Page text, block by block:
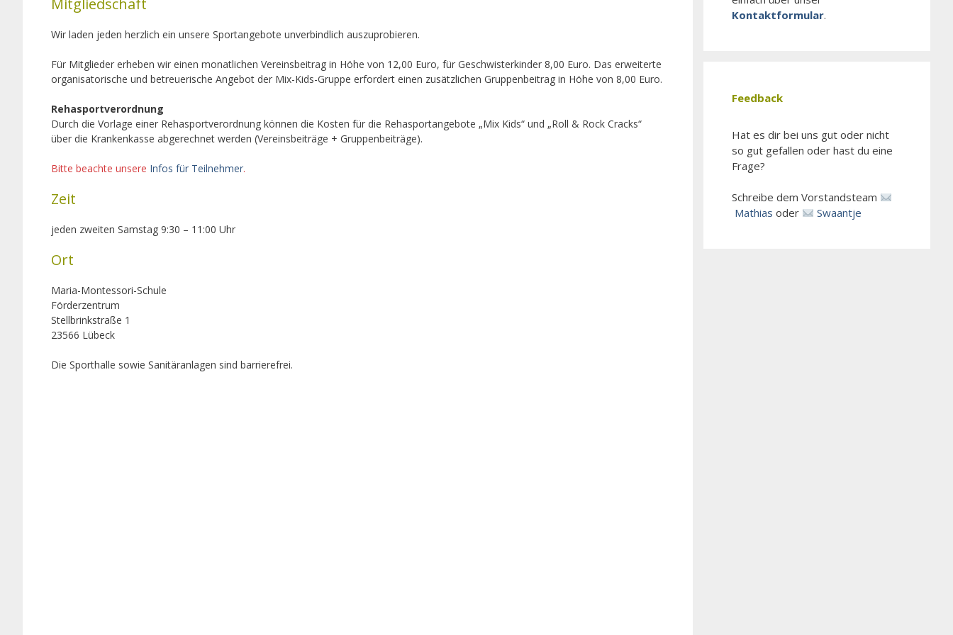
Mitgliedschaft
Wir laden jeden herzlich ein unsere Sportangebote unverbindlich auszuprobieren.
Für Mitglieder erheben wir einen monatlichen Vereinsbeitrag in Höhe von 12,00 Euro, für Geschwisterkinder 8,00 Euro. Das erweiterte
organisatorische und betreuerische Angebot der Mix-Kids-Gruppe erfordert einen zusätzlichen Gruppenbeitrag in Höhe von 8,00 Euro.
Rehasportverordnung
Durch die Vorlage einer Rehasportverordnung können die Kosten für die Rehasportangebote „Mix Kids“ und „Roll & Rock Cracks“
über die Krankenkasse abgerechnet werden (Vereinsbeiträge + Gruppenbeiträge).
Bitte beachte unsere Infos für Teilnehmer.
Zeit
jeden zweiten Samstag 9:30 – 11:00 Uhr
Ort
Maria-Montessori-Schule
Förderzentrum
Stellbrinkstraße 1
23566 Lübeck
Die Sporthalle sowie Sanitäranlagen sind barrierefrei.
Kontaktformular.
Feedback
Hat es dir bei uns gut oder nicht
so gut gefallen oder hast du eine
Frage?
Schreibe dem Vorstandsteam
Mathias oder Swaantje